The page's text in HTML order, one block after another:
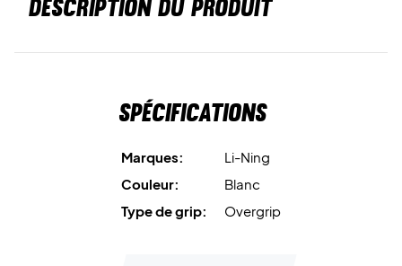
DESCRIPTION DU PRODUIT
Spécifications
Marques:
Li-Ning
Couleur:
Blanc
Type de grip:
Overgrip